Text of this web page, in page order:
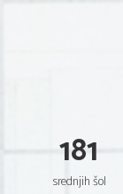
181
srednjih šol